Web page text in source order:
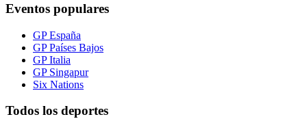
Eventos populares
GP España
GP Países Bajos
GP Italia
GP Singapur
Six Nations
Todos los deportes